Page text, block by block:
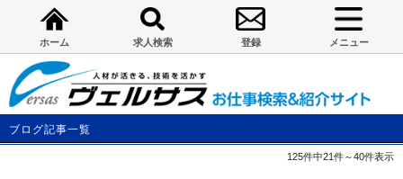
ホーム 求人検索 登録 メニュー
ブログ記事一覧
125件中21件～40件表示